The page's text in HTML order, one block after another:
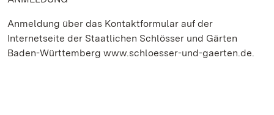
Anmeldung über das Kontaktformular auf der
Internetseite der Staatlichen Schlösser und Gärten
Baden-Württemberg www.schloesser-und-gaerten.de.